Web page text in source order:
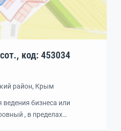
Участок, уч. 53.0 сот., код: 453034
район, Крым
ведения бизнеса или
, в прeдeлaх